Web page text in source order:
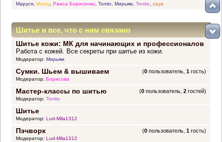
Маруся, Mazzy, Раиса Борисенко, Tomin Мирьям, Tonito zaya
Шитье и все, что с ним связано
Шитье кожи: МК для начинающих и профессионалов
Работа с кожей. Все секреты при шитье из кожи.
Модератор: Мирьям
Сумки. Шьем & вышиваем (0 пользователь,1 гость)
Модератор: Борисова
Мастер-классы по шитью (0 пользователь,2 гостей)
Модератор: Tonito
Шитье
Модератор: Lud-Mila1312
Пэчворк (0 пользователь,1 гость)
Модератор: Lud-Mila1312